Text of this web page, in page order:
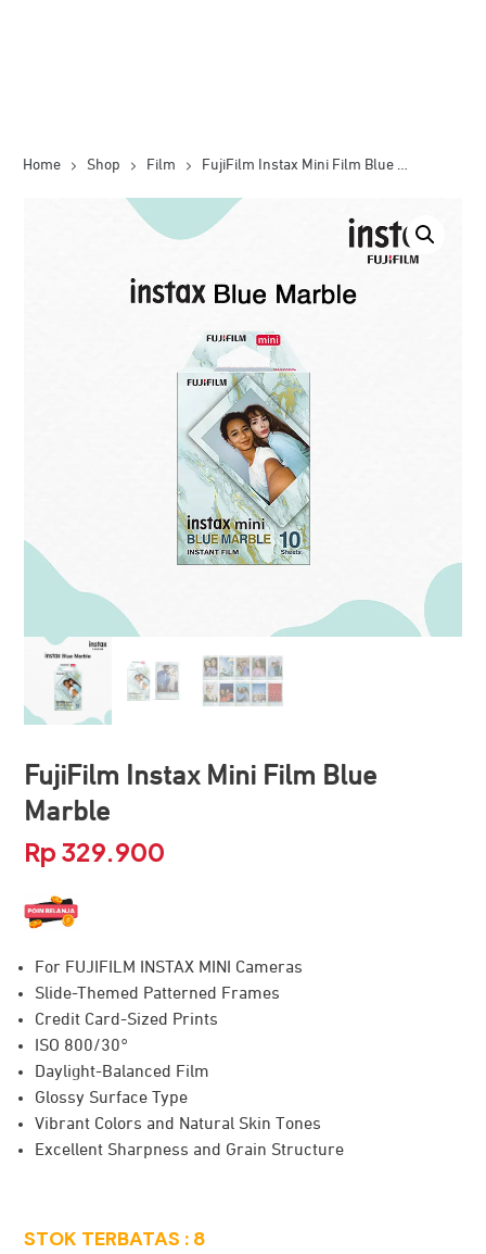
Home Shop Film FujiFilm Instax Mini Film Blue Marble
FujiFilm Instax Mini Film Blue
Marble
Rp 329.900
For FUJIFILM INSTAX MINI Cameras
Slide-Themed Patterned Frames
Credit Card-Sized Prints
ISO 800/30°
Daylight-Balanced Film
Glossy Surface Type
Vibrant Colors and Natural Skin Tones
Excellent Sharpness and Grain Structure
STOK TERBATAS : 8